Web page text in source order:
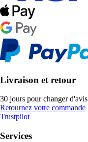
Livraison et retour
30 jours pour changer d'avis
Retournez votre commande
Trustpilot
Services